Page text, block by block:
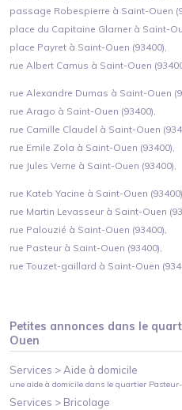
passage Robespierre à Saint-Ouen
place du Capitaine Glarner à Saint-
place Payret à Saint-Ouen (93400),
rue Albert Camus à Saint-Ouen
rue Alexandre Dumas à Saint-Ouen
rue Arago à Saint-Ouen (93400),
rue Camille Claudel à Saint-Ouen
rue Emile Zola à Saint-Ouen (93400),
rue Jules Verne à Saint-Ouen (93400),
rue Kateb Yacine à Saint-Ouen (93400),
rue Martin Levasseur à Saint-Ouen
rue Palouzié à Saint-Ouen (93400),
rue Pasteur à Saint-Ouen (93400),
rue Touzet-gaillard à Saint-Ouen
Petites annonces dans le
Ouen
Services > Aide à domicile
une aide à domicile dans le quartier
Services > Bricolage